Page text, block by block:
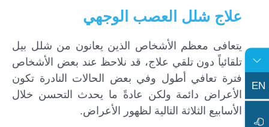
علاج شلل العصب الوجهي
يتعافى معظم الأشخاص الذين يعانون من شلل بيل
تلقائياً دون تلقي علاج، قد نلاحظ عند بعض الأشخاص
فترة تعافي أطول وفي بعض الحالات النادرة تكون
الأعراض دائمة ولكن عادةً ما يحدث التحسن خلال
الأسابيع الثلاثة التالية لظهور الأعراض.
EN